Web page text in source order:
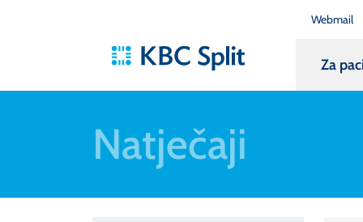
Webmail
Za
Natječaji